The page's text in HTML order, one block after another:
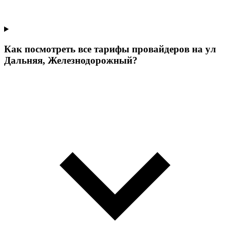
Как посмотреть все тарифы провайдеров на ул
Дальняя, Железнодорожный?